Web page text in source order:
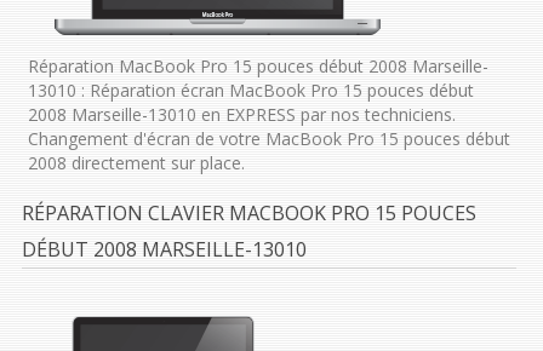
Réparation MacBook Pro 15 pouces début 2008 Marseille-
13010 : Réparation écran MacBook Pro 15 pouces début
2008 Marseille-13010 en EXPRESS par nos techniciens.
Changement d'écran de votre MacBook Pro 15 pouces début
2008 directement sur place.
RÉPARATION CLAVIER MACBOOK PRO 15 POUCES
DÉBUT 2008 MARSEILLE-13010